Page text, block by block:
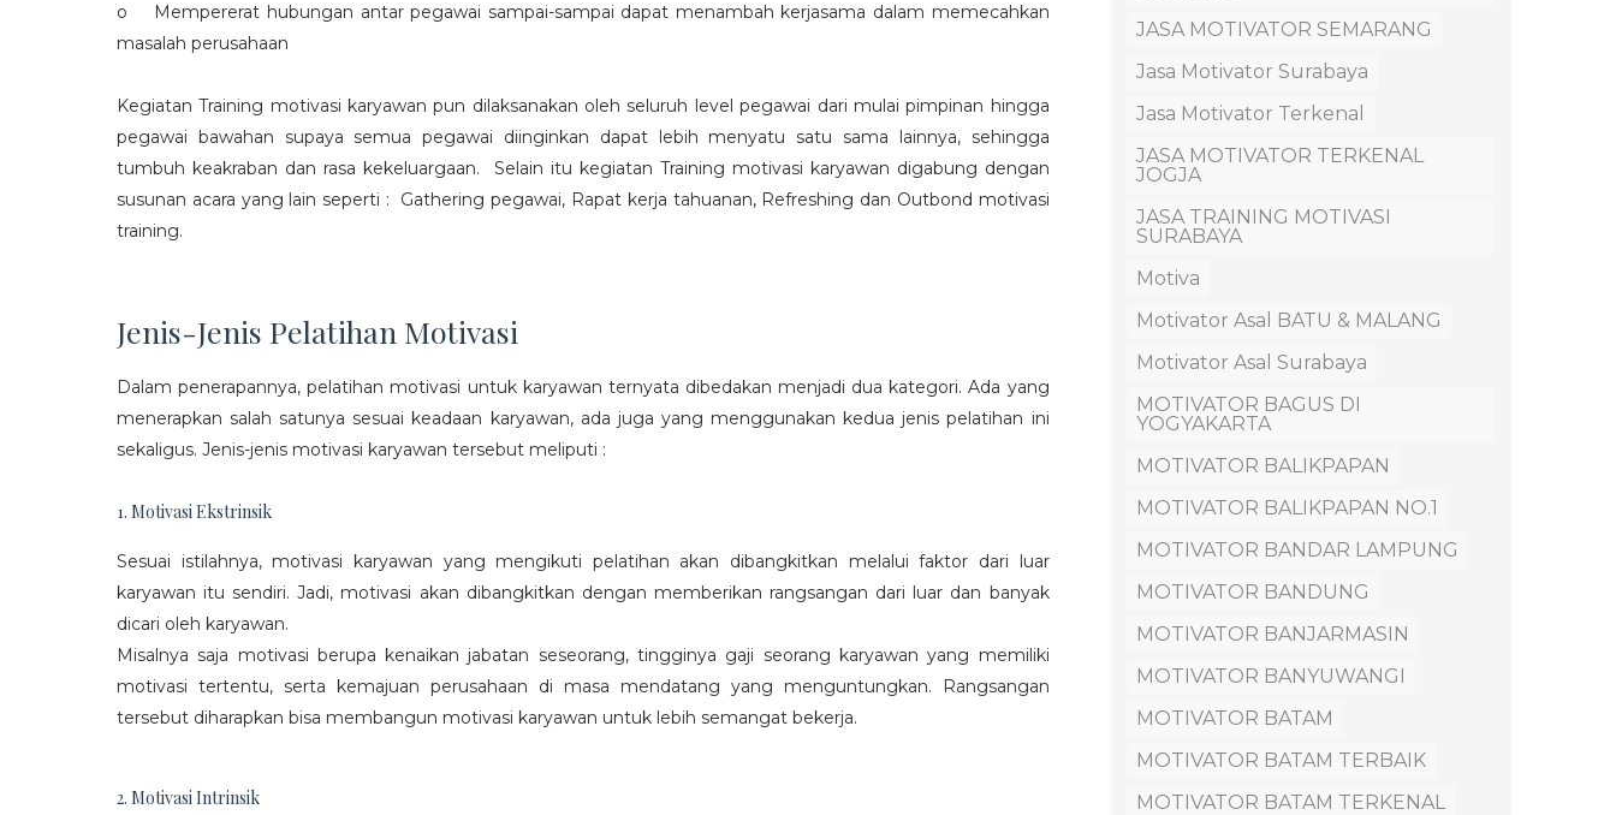
o Mempererat hubungan antar pegawai sampai-sampai dapat menambah kerjasama dalam memecahkan
masalah perusahaan
Kegiatan Training motivasi karyawan pun dilaksanakan oleh seluruh level pegawai dari mulai pimpinan hingga
pegawai bawahan supaya semua pegawai diinginkan dapat lebih menyatu satu sama lainnya, sehingga
tumbuh keakraban dan rasa kekeluargaan. Selain itu kegiatan Training motivasi karyawan digabung dengan
susunan acara yang lain seperti : Gathering pegawai, Rapat kerja tahuanan, Refreshing dan Outbond motivasi
training.
Jenis-Jenis Pelatihan Motivasi
Dalam penerapannya, pelatihan motivasi untuk karyawan ternyata dibedakan menjadi dua kategori. Ada yang
menerapkan salah satunya sesuai keadaan karyawan, ada juga yang menggunakan kedua jenis pelatihan ini
sekaligus. Jenis-jenis motivasi karyawan tersebut meliputi :
1. Motivasi Ekstrinsik
Sesuai istilahnya, motivasi karyawan yang mengikuti pelatihan akan dibangkitkan melalui faktor dari luar
karyawan itu sendiri. Jadi, motivasi akan dibangkitkan dengan memberikan rangsangan dari luar dan banyak
dicari oleh karyawan.
Misalnya saja motivasi berupa kenaikan jabatan seseorang, tingginya gaji seorang karyawan yang memiliki
motivasi tertentu, serta kemajuan perusahaan di masa mendatang yang menguntungkan. Rangsangan
tersebut diharapkan bisa membangun motivasi karyawan untuk lebih semangat bekerja.
2. Motivasi Intrinsik
JASA MOTIVATOR SEMARANG
Jasa Motivator Surabaya
Jasa Motivator Terkenal
JASA MOTIVATOR TERKENAL
JOGJA
JASA TRAINING MOTIVASI
SURABAYA
Motiva
Motivator Asal BATU & MALANG
Motivator Asal Surabaya
MOTIVATOR BAGUS DI
YOGYAKARTA
MOTIVATOR BALIKPAPAN
MOTIVATOR BALIKPAPAN NO.1
MOTIVATOR BANDAR LAMPUNG
MOTIVATOR BANDUNG
MOTIVATOR BANJARMASIN
MOTIVATOR BANYUWANGI
MOTIVATOR BATAM
MOTIVATOR BATAM TERBAIK
MOTIVATOR BATAM TERKENAL